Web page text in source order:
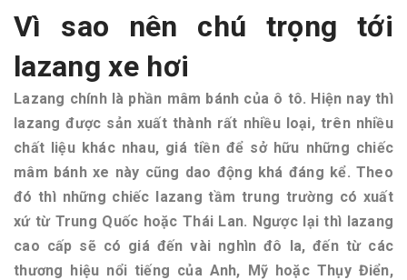
Vì sao nên chú trọng tới
lazang xe hơi
Lazang chính là phần mâm bánh của ô tô. Hiện nay thì
lazang được sản xuất thành rất nhiều loại, trên nhiều
chất liệu khác nhau, giá tiền để sở hữu những chiếc
mâm bánh xe này cũng dao động khá đáng kể. Theo
đó thì những chiếc lazang tầm trung trường có xuất
xứ từ Trung Quốc hoặc Thái Lan. Ngược lại thì lazang
cao cấp sẽ có giá đến vài nghìn đô la, đến từ các
thương hiệu nổi tiếng của Anh, Mỹ hoặc Thụy Điển,